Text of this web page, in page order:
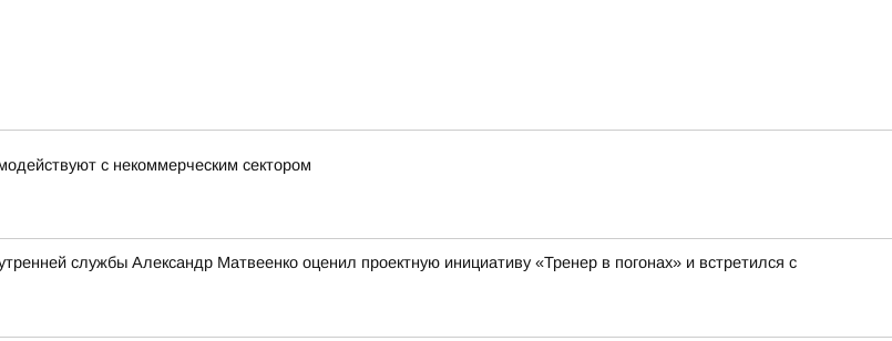
с некоммерческим сектором
службы Александр Матвеенко оценил проектную инициативу «Тренер в погонах» и встретился с